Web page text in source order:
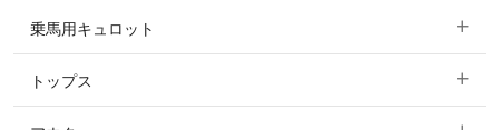
乗馬用キュロット
すべてのキュロット
トップス